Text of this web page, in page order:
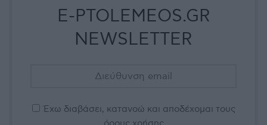
E-PTOLEMEOS.GR
NEWSLETTER
Έχω διαβάσει, κατανοώ και αποδέχομαι τους